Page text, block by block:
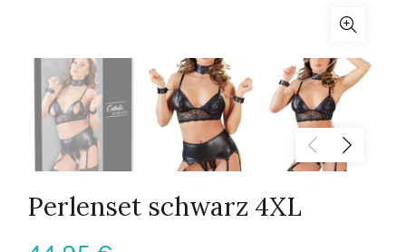
Perlenset schwarz 4XL